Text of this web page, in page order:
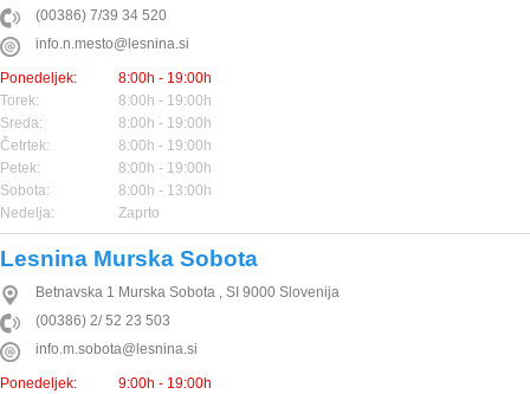
(00386) 7/39 34 520
info.n.mesto@lesnina.si
Ponedeljek:
8:00h - 19:00h
Torek:
8:00h - 19:00h
Sreda:
8:00h - 19:00h
Četrtek:
8:00h - 19:00h
Petek:
8:00h - 19:00h
Sobota:
8:00h - 13:00h
Nedelja:
Zaprto
Lesnina Murska Sobota
Betnavska 1 Murska Sobota , SI 9000 Slovenija
(00386) 2/ 52 23 503
info.m.sobota@lesnina.si
Ponedeljek:
9:00h - 19:00h